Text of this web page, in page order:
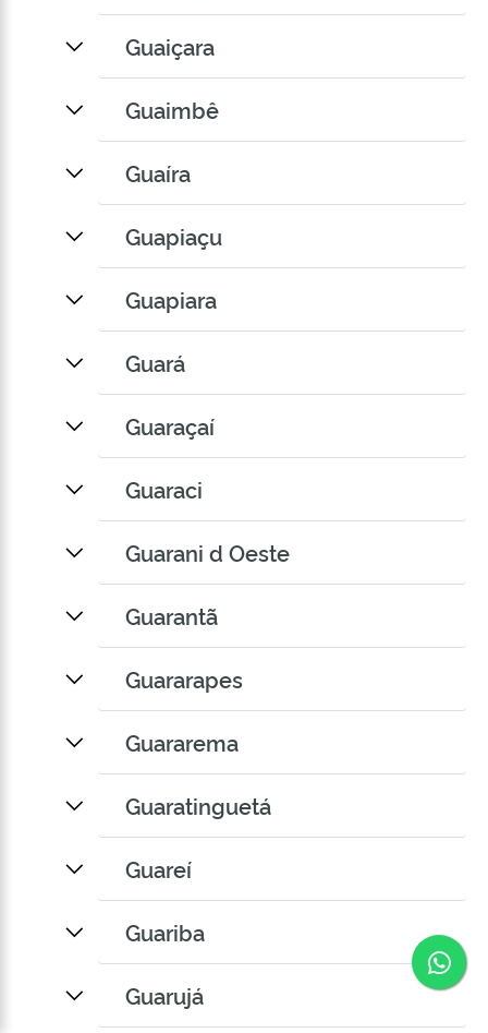
Guaiçara
Guaimbê
Guaíra
Guapiaçu
Guapiara
Guará
Guaraçaí
Guaraci
Guarani d Oeste
Guarantã
Guararapes
Guararema
Guaratinguetá
Guareí
Guariba
Guarujá